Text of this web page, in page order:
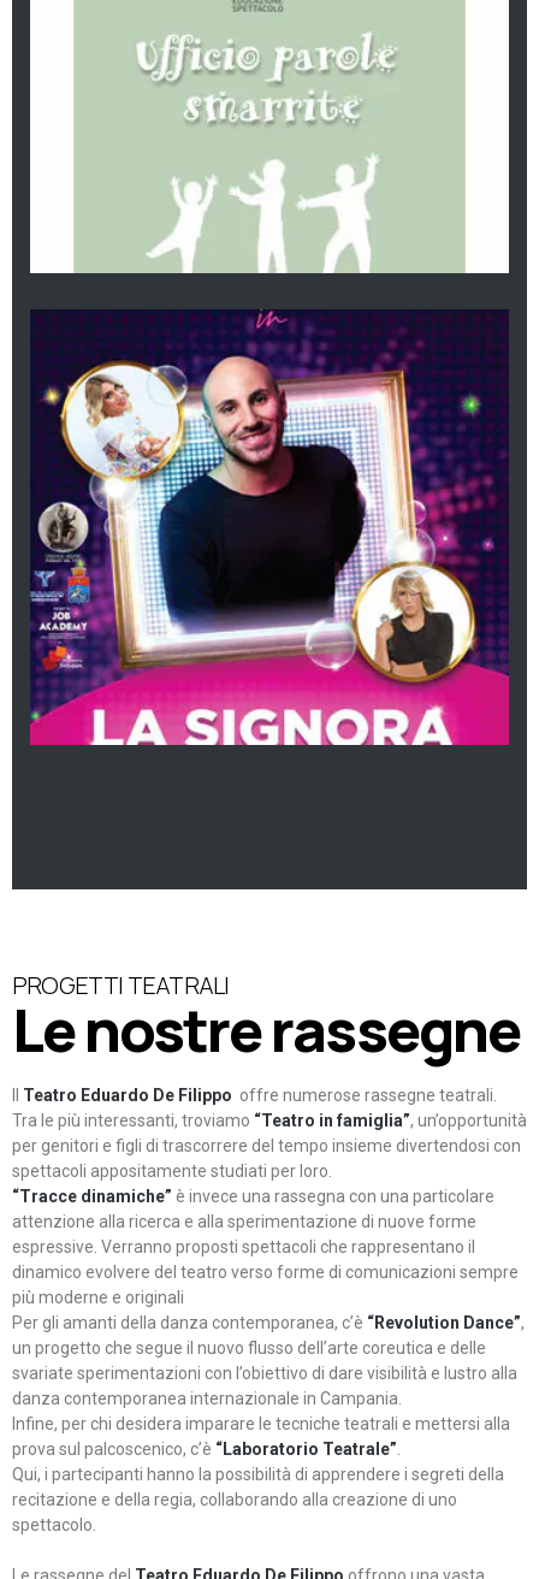
PROGETTI TEATRALI
Le nostre rassegne
Teatro Eduardo De Filippo offre numerose rassegne teatrali.
Tra le più interessanti, troviamo “Teatro in famiglia”, un’opportunità
per genitori e figli di trascorrere del tempo insieme divertendosi con
spettacoli appositamente studiati per loro.
“Tracce dinamiche” è invece una rassegna con una particolare
attenzione alla ricerca e alla sperimentazione di nuove forme
espressive. Verranno proposti spettacoli che rappresentano il
dinamico evolvere del teatro verso forme di comunicazioni sempre
più moderne e originali
Per gli amanti della danza contemporanea, c’è “Revolution Dance”,
un progetto che segue il nuovo flusso dell’arte coreutica e delle
svariate sperimentazioni con l’obiettivo di dare visibilità e lustro alla
danza contemporanea internazionale in Campania.
Infine, per chi desidera imparare le tecniche teatrali e mettersi alla
prova sul palcoscenico, c’è “Laboratorio Teatrale”
Qui, i partecipanti hanno la possibilità di apprendere i segreti della
recitazione e della regia, collaborando alla creazione di uno
spettacolo.
Le rassegne del Teatro Eduardo De Filippo offrono una vasta